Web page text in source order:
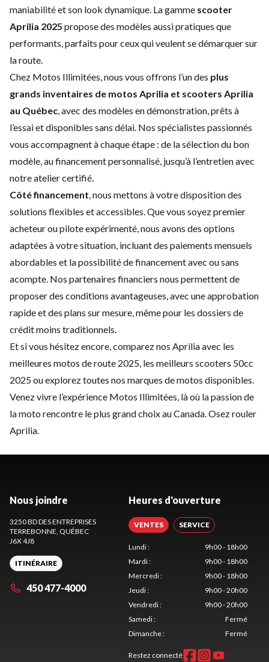
maniabilité et son look dynamique. La gamme scooter
Aprilia 2025 propose des modèles aussi pratiques que
performants, parfaits pour ceux qui veulent se démarquer sur
la route.
Chez Motos Illimitées, nous vous offrons l’un des plus
grands inventaires de motos Aprilia et scooters Aprilia
au Québec , avec des modèles en démonstration, prêts à
l’essai et disponibles sans délai. Nos spécialistes passionnés
vous accompagnent à chaque étape : de la sélection du bon
modèle, au financement personnalisé, jusqu’à l’entretien avec
notre atelier certifié.
Côté financement , nous mettons à votre disposition des
solutions flexibles et accessibles . Que vous soyez premier
acheteur ou pilote expérimenté, nous avons des options
adaptées à votre situation, incluant des paiements mensuels
abordables et la possibilité de financement avec ou sans
acompte. Nos partenaires financiers nous permettent de
proposer des conditions avantageuses, avec une approbation
rapide et des plans sur mesure, même pour les dossiers de
crédit moins traditionnels.
Et si vous hésitez encore, comparez nos Aprilia avec les
meilleures motos de route 2025 , les meilleurs scooters 50cc
2025ou explorez toutes nos marques de motos disponibles.
Venez vivre l’expérience Motos Illimitées, là où la passion de
la moto rencontre le plus grand choix au Canada. Osez rouler
Aprilia.
Nous joindre
3250 BD DES ENTREPRISES
TERREBONNE , QUÉBEC
J6X 4J8
ITINÉRAIRE
450 477-4000
Heures d'ouverture
VENTES SERVICE
Lundi:
9h00 - 18h00
Mardi:
9h00 - 18h00
Mercredi:
9h00 - 18h00
Jeudi:
9h00 - 20h00
Vendredi:
9h00 - 20h00
Samedi:
Fermé
Dimanche: Fermé
Restez connecté